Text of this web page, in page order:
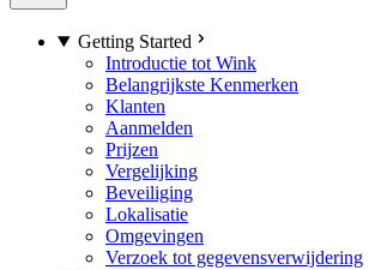
Getting Started
Introductie tot Wink
Belangrijkste Kenmerken
Klanten
Aanmelden
Prijzen
Vergelijking
Beveiliging
Lokalisatie
Omgevingen
Verzoek tot gegevensverwijdering